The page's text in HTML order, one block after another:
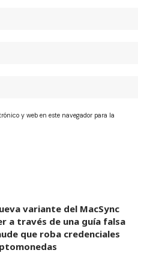
y web en este navegador para la
variante del MacSync
a través de una guía falsa
que roba credenciales